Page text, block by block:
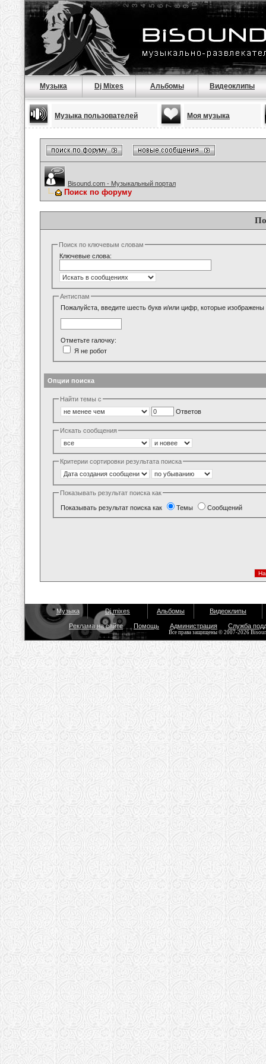
Музыка Dj Mixes Альбомы Видеоклипы
Музыка пользователей Моя музыка
Bisound.com - Музыкальный портал
Поиск по форуму
Поиск по ключевым словам
Ключевые слова:
Антиспам
Пожалуйста, введите шесть букв и/или цифр, которые изображены
Отметьте галочку:
Я не робот
Опции поиска
Найти темы с
Ответов
Искать сообщения
Критерии сортировки результата поиска
Показывать результат поиска как
Показывать результат поиска как Темы Сообщений
Музыка Dj mixes Альбомы Видеоклипы
Реклама на сайте Помощь Администрация Служба
Все права защищены © 2007-2026